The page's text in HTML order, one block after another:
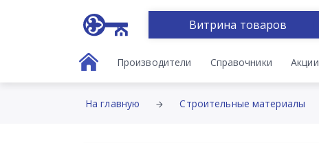
Витрина товаров
Производители Справочники Акции
На главную Строительные материалы